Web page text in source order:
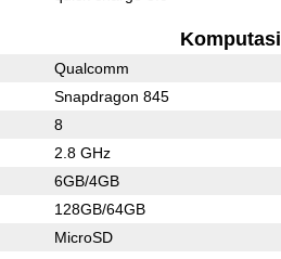
Komputasi
Qualcomm
Snapdragon 845
8
2.8 GHz
6GB/4GB
128GB/64GB
MicroSD